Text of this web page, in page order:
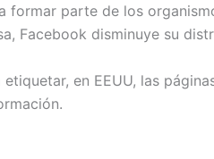
formar parte de los
Facebook disminuye su
etiquetar, en EEUU, las